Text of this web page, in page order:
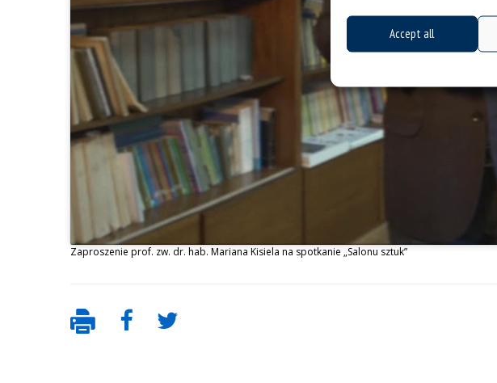
Accept all
Zaproszenie prof. zw. dr. hab. Mariana Kisiela na spotkanie „Salonu sztuk”